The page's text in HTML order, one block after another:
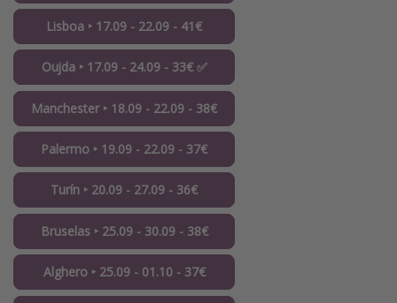
Lisboa ‣ 17.09 - 22.09 - 41€
Oujda ‣ 17.09 - 24.09 - 33€ ✅
Manchester ‣ 18.09 - 22.09 - 38€
Palermo ‣ 19.09 - 22.09 - 37€
Turín ‣ 20.09 - 27.09 - 36€
Bruselas ‣ 25.09 - 30.09 - 38€
Alghero ‣ 25.09 - 01.10 - 37€